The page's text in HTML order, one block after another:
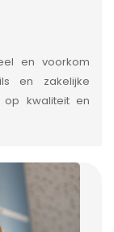
en voorkom
en zakelijke
kwaliteit en